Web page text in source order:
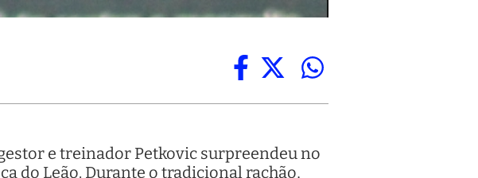
e treinador Petkovic surpreendeu no
do Leão. Durante o tradicional rachão,